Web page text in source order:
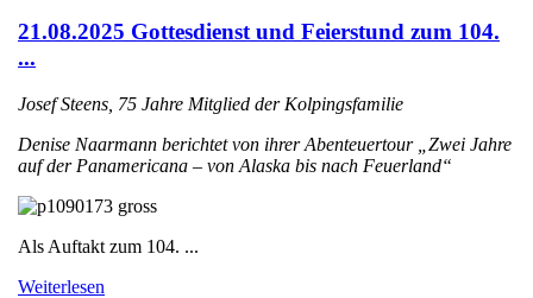
21.08.2025 Gottesdienst und Feierstund zum 104.
...
Josef Steens, 75 Jahre Mitglied der Kolpingsfamilie
Denise Naarmann berichtet von ihrer Abenteuertour „Zwei Jahre
auf der Panamericana – von Alaska bis nach Feuerland“
Als Auftakt zum 104. ...
Weiterlesen